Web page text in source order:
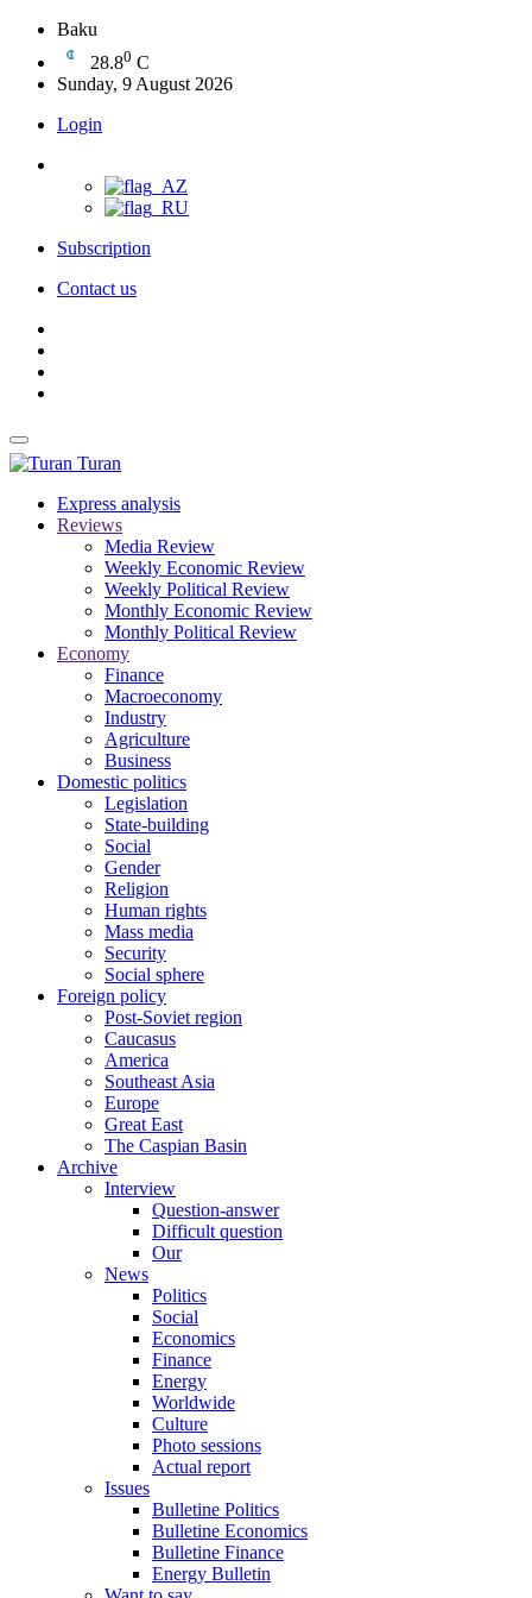
Baku
28.80 C
Sunday, 9 August 2026
Login
Subscription
Contact us
Turan
Express analysis
Reviews
Media Review
Weekly Economic Review
Weekly Political Review
Monthly Economic Review
Monthly Political Review
Economy
Finance
Macroeconomy
Industry
Agriculture
Business
Domestic politics
Legislation
State-building
Social
Gender
Religion
Human rights
Mass media
Security
Social sphere
Foreign policy
Post-Soviet region
Caucasus
America
Southeast Asia
Europe
Great East
The Caspian Basin
Archive
Interview
Question-answer
Difficult question
Our
News
Politics
Social
Economics
Finance
Energy
Worldwide
Culture
Photo sessions
Actual report
Issues
Bulletine Politics
Bulletine Economics
Bulletine Finance
Energy Bulletin